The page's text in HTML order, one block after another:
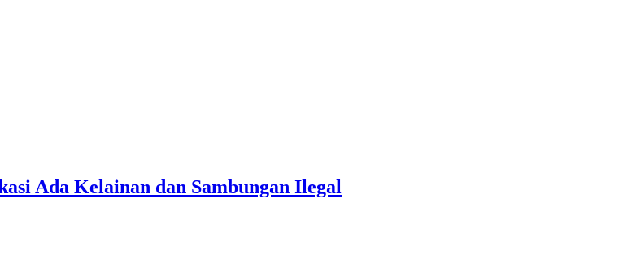
Ada Kelainan dan Sambungan Ilegal